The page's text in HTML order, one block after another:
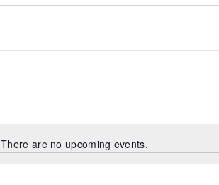
Notice
There are no upcoming events.